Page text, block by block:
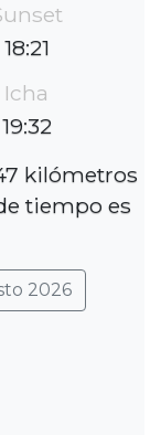
18:21
Icha
19:32
kilómetros
tiempo es
2026